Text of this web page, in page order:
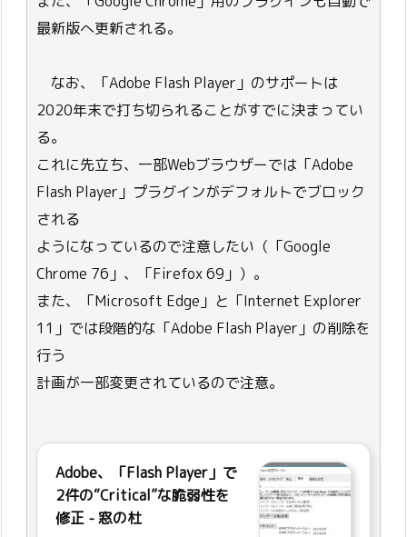
最新版へ更新される。
なお、「Adobe Flash Player」のサポートは
2020年末で打ち切られることがすでに決まってい
る。
これに先立ち、一部Webブラウザーでは「Adobe
Flash Player」プラグインがデフォルトでブロック
される
ようになっているので注意したい（「Google
Chrome 76」、「Firefox 69」）。
また、「Microsoft Edge」と「Internet Explorer
11」では段階的な「Adobe Flash Player」の削除を
行う
計画が一部変更されているので注意。
Adobe、「Flash Player」で
2件の“Critical”な脆弱性を
修正 - 窓の杜